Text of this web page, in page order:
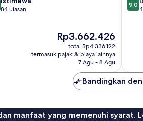
84 ulasan
Harga
sekarang
Rp3.662.426
Rp3.662.426
total Rp4.336.122
termasuk pajak & biaya lainnya
7 Agu - 8 Agu
dari
9,0
Bandingkan
manfaat yang memenuhi syarat.